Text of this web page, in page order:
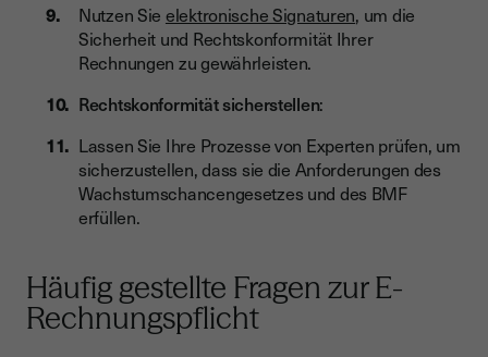
Nutzen Sie elektronische Signaturen, um die
Sicherheit und Rechtskonformität Ihrer
Rechnungen zu gewährleisten.
Rechtskonformität sicherstellen:
Lassen Sie Ihre Prozesse von Experten prüfen, um
sicherzustellen, dass sie die Anforderungen des
Wachstumschancengesetzes und des BMF
erfüllen.
Häufig gestellte Fragen zur E-
Rechnungspflicht